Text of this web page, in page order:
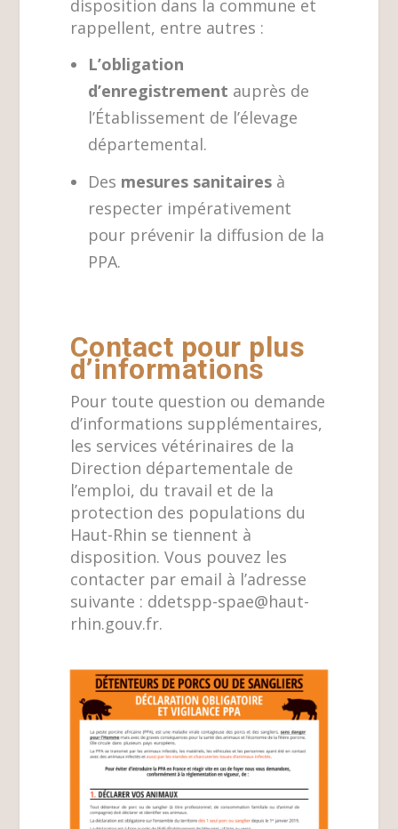
disposition dans la commune et
rappellent, entre autres :
L’obligation
d’enregistrement auprès de
l’Établissement de l’élevage
départemental.
Des mesures sanitaires à
respecter impérativement
pour prévenir la diffusion de la
PPA.
Contact pour plus
d’informations
Pour toute question ou demande
d’informations supplémentaires,
les services vétérinaires de la
Direction départementale de
l’emploi, du travail et de la
protection des populations du
Haut-Rhin se tiennent à
disposition. Vous pouvez les
contacter par email à l’adresse
suivante : ddetspp-spae@haut-
rhin.gouv.fr.